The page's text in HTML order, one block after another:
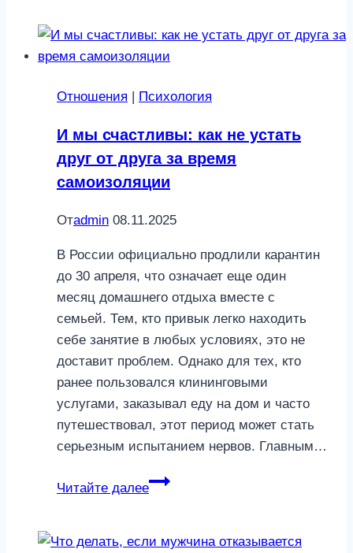
с
агрессивным
Отношения
Психология
И мы счастливы: как не устать
друг от друга за время
самоизоляции
Отadmin 08.11.2025
В России официально продлили карантин
до 30 апреля, что означает еще один
месяц домашнего отдыха вместе с
семьей. Тем, кто привык легко находить
себе занятие в любых условиях, это не
доставит проблем. Однако для тех, кто
ранее пользовался клининговыми
услугами, заказывал еду на дом и часто
путешествовал, этот период может стать
серьезным испытанием нервов. Главным…
Читайте далее
И
как